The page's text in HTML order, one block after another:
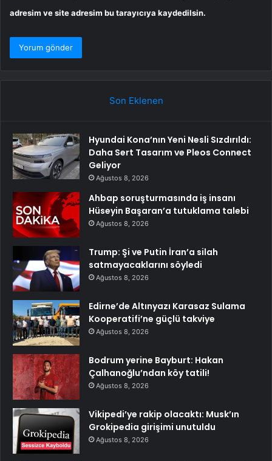
adresim ve site adresim bu tarayıcıya kaydedilsin.
Son Eklenen
Hyundai Kona’nın Yeni Nesli Sızdırıldı:
Daha Sert Tasarım ve Pleos Connect
Geliyor
Ağustos 8, 2026
Ahbap soruşturmasında iş insanı
Hüseyin Başaran’a tutuklama talebi
Ağustos 8, 2026
Trump: Şi ve Putin İran’a silah
satmayacaklarını söyledi
Ağustos 8, 2026
Edirne’de Altınyazı Karasaz Sulama
Kooperatifi’ne güçlü takviye
Ağustos 8, 2026
Bodrum yerine Bayburt: Hakan
Çalhanoğlu’ndan köy tatili!
Ağustos 8, 2026
Vikipedi’ye rakip olacaktı: Musk’ın
Grokipedia girişimi unutuldu
Ağustos 8, 2026